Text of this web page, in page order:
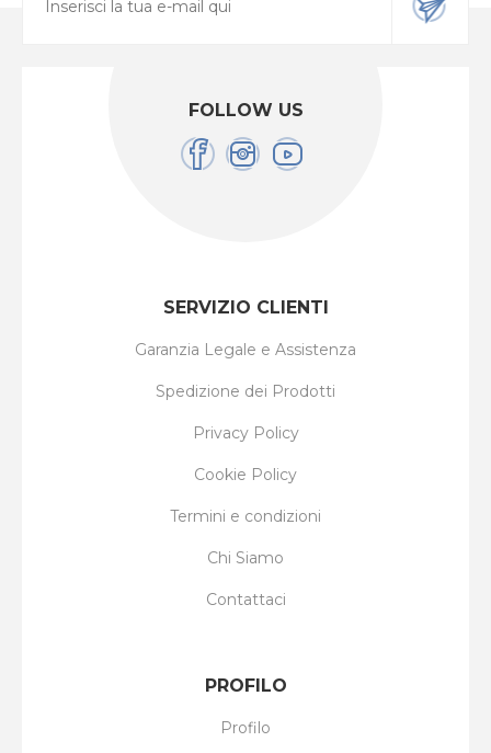
FOLLOW US
SERVIZIO CLIENTI
Garanzia Legale e Assistenza
Spedizione dei Prodotti
Privacy Policy
Cookie Policy
Termini e condizioni
Chi Siamo
Contattaci
PROFILO
Profilo